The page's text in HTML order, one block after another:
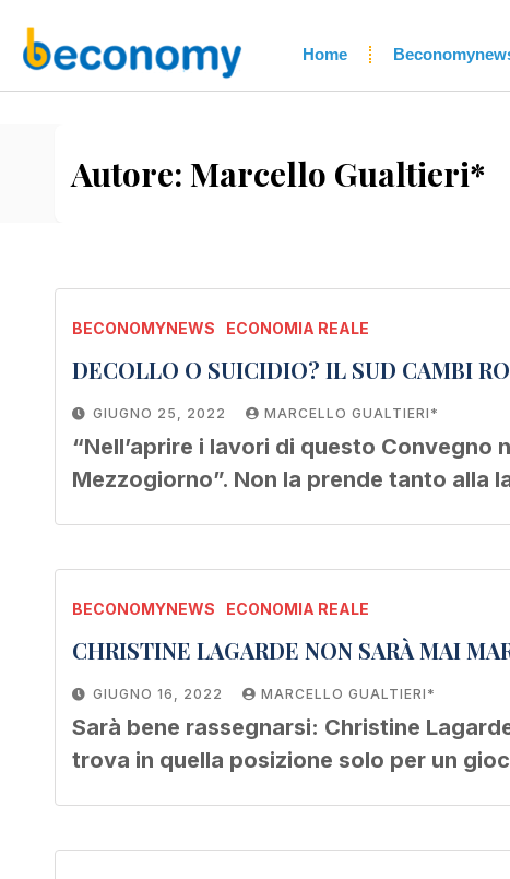
Home
Autore: Marcello Gualtieri*
BECONOMYNEWS ECONOMIA REALE
DECOLLO O SUICIDIO? IL SUD CAMBI
GIUGNO 25, 2022 MARCELLO GUALTIERI*
“Nell’aprire i lavori di questo
Mezzogiorno”. Non la prende tanto alla
BECONOMYNEWS ECONOMIA REALE
GIUGNO 16, 2022 MARCELLO GUALTIERI*
Sarà bene rassegnarsi: Christine
trova in quella posizione solo per un